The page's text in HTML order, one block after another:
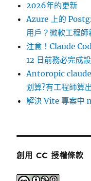
2026年的更新
Azure 上的
用戶？微軟工程
注意！Claude
12 日前務必完成
Antoropic claude
划算?有工程師算
解決 Vite 專案中
創用 CC 授權條款